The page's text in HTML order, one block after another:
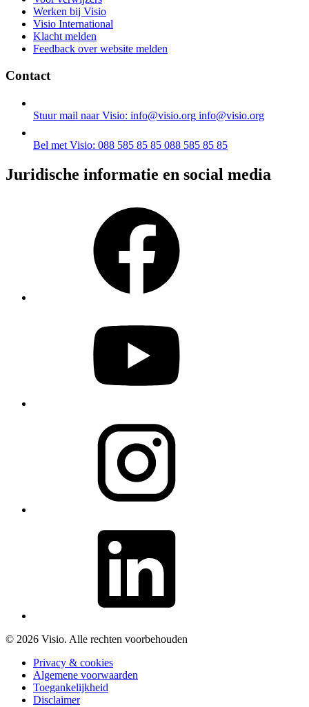
Werken bij Visio
Visio International
Klacht melden
Feedback over website melden
Contact
Stuur mail naar Visio: info@visio.org info@visio.org
Bel met Visio: 088 585 85 85 088 585 85 85
Juridische informatie en social media
© 2026 Visio. Alle rechten voorbehouden
Privacy & cookies
Algemene voorwaarden
Toegankelijkheid
Disclaimer